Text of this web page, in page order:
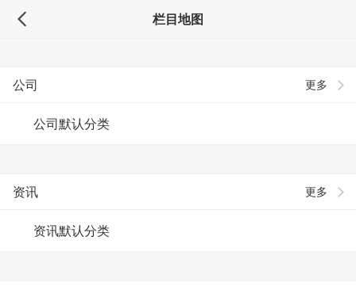
栏目地图
更多
公司
公司默认分类
更多
资讯
资讯默认分类